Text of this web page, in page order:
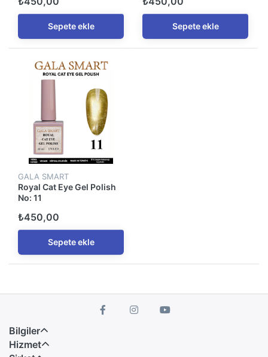
Sepete ekle Sepete ekle
GALA SMART
Royal Cat Eye Gel Polish
No: 11
₺450,00
Sepete ekle
Bilgiler
Hizmet